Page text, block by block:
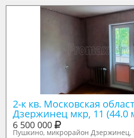
2-к кв. Московская
Дзержинец мкр, 11 (44.0
6 500 000
Пушкино, микрорайон Дзержинец,